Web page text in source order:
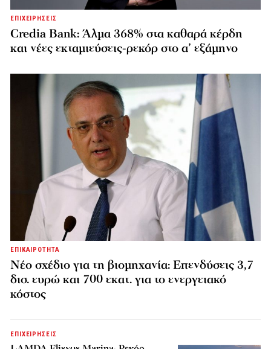
ΕΠΙΧΕΙΡΗΣΕΙΣ
Credia Bank: Άλμα 368% στα καθαρά κέρδη
και νέες εκταμιεύσεις-ρεκόρ στο α’ εξάμηνο
ΕΠΙΚΑΙΡΟΤΗΤΑ
Νέο σχέδιο για τη βιομηχανία: Επενδύσεις 3,7
δισ. ευρώ και 700 εκατ. για το ενεργειακό
κόστος
ΕΠΙΧΕΙΡΗΣΕΙΣ